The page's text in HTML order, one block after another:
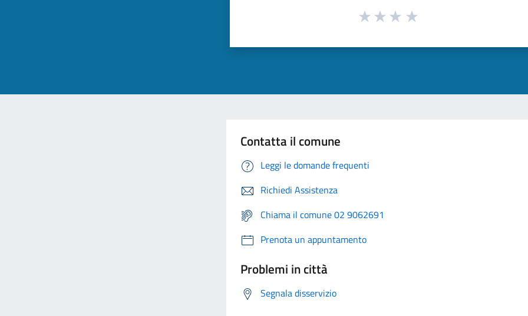
Contatta il comune
Leggi le domande frequenti
Richiedi Assistenza
Chiama il comune 02 9062691
Prenota un appuntamento
Problemi in città
Segnala disservizio